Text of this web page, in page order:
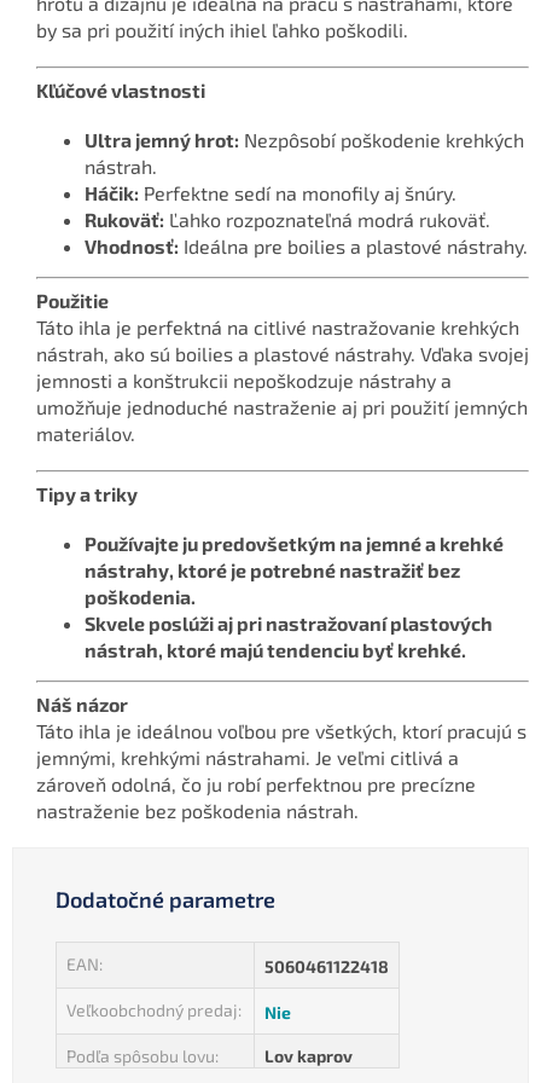
by sa pri použití iných ihiel ľahko poškodili.
Kľúčové vlastnosti
Ultra jemný hrot: Nezpôsobí poškodenie krehkých
nástrah.
Háčik: Perfektne sedí na monofily aj šnúry.
Rukoväť: Ľahko rozpoznateľná modrá rukoväť.
Vhodnosť: Ideálna pre boilies a plastové nástrahy.
Použitie
Táto ihla je perfektná na citlivé nastražovanie krehkých
nástrah, ako sú boilies a plastové nástrahy. Vďaka svojej
jemnosti a konštrukcii nepoškodzuje nástrahy a
umožňuje jednoduché nastraženie aj pri použití jemných
materiálov.
Tipy a triky
Používajte ju predovšetkým na jemné a krehké
nástrahy, ktoré je potrebné nastražiť bez
poškodenia.
Skvele poslúži aj pri nastražovaní plastových
nástrah, ktoré majú tendenciu byť krehké.
Náš názor
Táto ihla je ideálnou voľbou pre všetkých, ktorí pracujú s
jemnými, krehkými nástrahami. Je veľmi citlivá a
zároveň odolná, čo ju robí perfektnou pre precízne
nastraženie bez poškodenia nástrah.
Dodatočné parametre
EAN: 5060461122418
Veľkoobchodný predaj: Nie
Podľa spôsobu lovu: Lov kaprov